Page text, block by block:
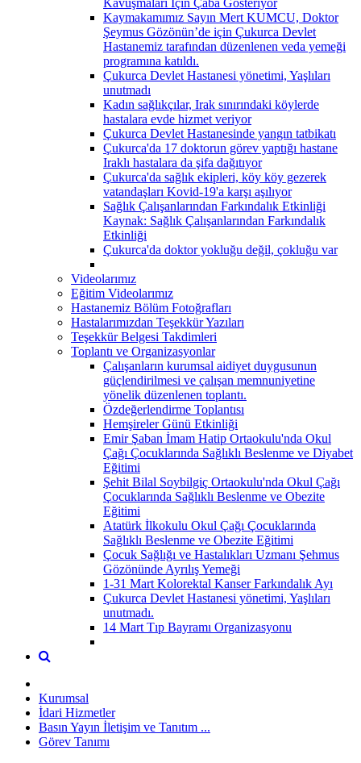
Kaymakamımız Sayın Mert KUMCU, Doktor
Şeymus Gözönün’de için Çukurca Devlet
Hastanemiz tarafından düzenlenen veda yemeği
programına katıldı.
Çukurca Devlet Hastanesi yönetimi, Yaşlıları
unutmadı
Kadın sağlıkçılar, Irak sınırındaki köylerde
hastalara evde hizmet veriyor
Çukurca Devlet Hastanesinde yangın tatbikatı
Çukurca'da 17 doktorun görev yaptığı hastane
Iraklı hastalara da şifa dağıtıyor
Çukurca'da sağlık ekipleri, köy köy gezerek
vatandaşları Kovid-19'a karşı aşılıyor
Sağlık Çalışanlarından Farkındalık Etkinliği
Kaynak: Sağlık Çalışanlarından Farkındalık
Etkinliği
Çukurca'da doktor yokluğu değil, çokluğu var
Videolarımız
Eğitim Videolarımız
Hastanemiz Bölüm Fotoğrafları
Hastalarımızdan Teşekkür Yazıları
Teşekkür Belgesi Takdimleri
Toplantı ve Organizasyonlar
Çalışanların kurumsal aidiyet duygusunun
güçlendirilmesi ve çalışan memnuniyetine
yönelik düzenlenen toplantı.
Özdeğerlendirme Toplantısı
Hemşireler Günü Etkinliği
Emir Şaban İmam Hatip Ortaokulu'nda Okul
Çağı Çocuklarında Sağlıklı Beslenme ve Diyabet
Eğitimi
Şehit Bilal Soybilgiç Ortaokulu'nda Okul Çağı
Çocuklarında Sağlıklı Beslenme ve Obezite
Eğitimi
Atatürk İlkokulu Okul Çağı Çocuklarında
Sağlıklı Beslenme ve Obezite Eğitimi
Çocuk Sağlığı ve Hastalıkları Uzmanı Şehmus
Gözönünde Ayrılış Yemeği
1-31 Mart Kolorektal Kanser Farkındalık Ayı
Çukurca Devlet Hastanesi yönetimi, Yaşlıları
unutmadı.
14 Mart Tıp Bayramı Organizasyonu
Kurumsal
İdari Hizmetler
Basın Yayın İletişim ve Tanıtım ...
Görev Tanımı